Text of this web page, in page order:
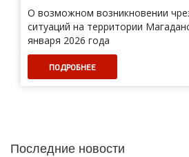
О возможном возникновении
ситуаций на территории
января 2026 года
ПОДРОБНЕЕ
Последние новости